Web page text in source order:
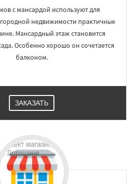
×
с мансардой используют для
недвижимости практичные
Мансардный этаж становится
Особенно хорошо он сочетается
балконом.
ЗАКАЗАТЬ
ПОДРОБНЕЕ